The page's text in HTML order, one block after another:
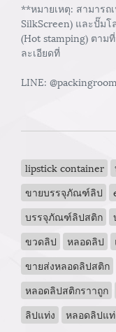
**หมายเหตุ: สามารถ
SilkScreen) และปั๊มโ
(Hot stamping) ตาม
ละเอียดที่
LINE: @packingroom
lipstick container
ขายบรรจุภัณฑ์ลิป
บรรจุภัณฑ์ลิปสติก
ขวดลิป
หลอดลิป
ขายส่งหลอดลิปสติก
หลอดลิปสติกราาถูก
ลิปแท่ง
หลอดลิปแท่